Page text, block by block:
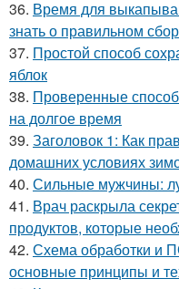
36. Время для
знать о правильном
37. Простой способ
яблок
38. Проверенные
на долгое время
39. Заголовок 1: Как
домашних условиях
40. Сильные мужчины:
41. Врач раскрыла
продуктов, которые
42. Схема обработки и
основные принципы и